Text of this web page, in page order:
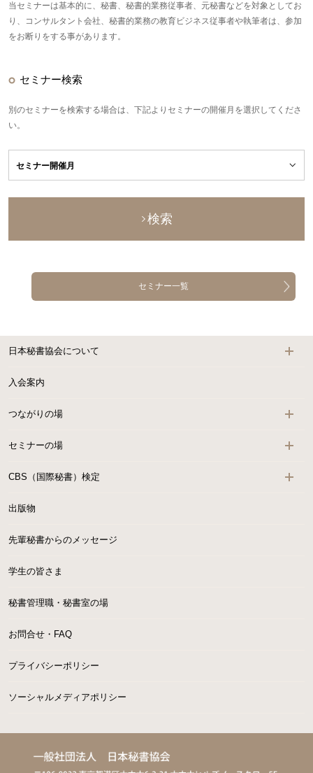
当セミナーは基本的に、秘書、秘書的業務従事者、元秘書などを対象としてお
り、コンサルタント会社、秘書的業務の教育ビジネス従事者や執筆者は、参加
をお断りをする事があります。
セミナー検索
別のセミナーを検索する場合は、下記よりセミナーの開催月を選択してくださ
い。
検索
セミナー一覧
日本秘書協会について
入会案内
つながりの場
セミナーの場
CBS（国際秘書）検定
出版物
先輩秘書からのメッセージ
学生の皆さま
秘書管理職・秘書室の場
お問合せ・FAQ
プライバシーポリシー
ソーシャルメディアポリシー